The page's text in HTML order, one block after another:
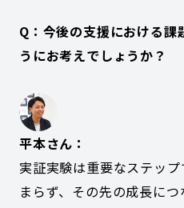
Q：今後の支援における課
うにお考えでしょうか？
平本さん：
実証実験は重要なステッ
まらず、その先の成長に